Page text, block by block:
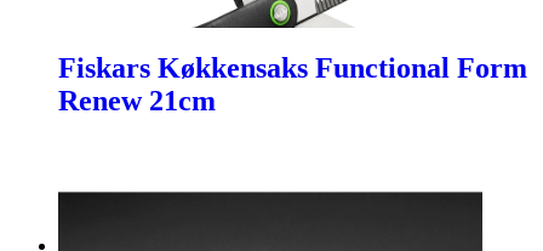
Fiskars Køkkensaks Functional Form
Renew 21cm